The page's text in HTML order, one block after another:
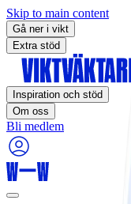
Skip to main content
Gå ner i vikt
Extra stöd
Inspiration och stöd
Om oss
Bli medlem